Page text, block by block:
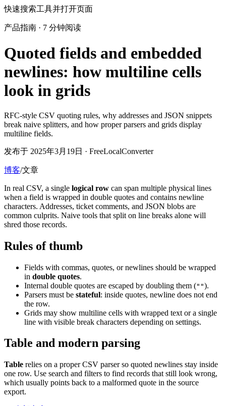
快速搜索工具并打开页面
产品指南 · 7 分钟阅读
Quoted fields and embedded
newlines: how multiline cells
look in grids
RFC-style CSV quoting rules, why addresses and JSON snippets
break naive splitters, and how proper parsers and grids display
multiline fields.
发布于 2025年3月19日 · FreeLocalConverter
博客/文章
In real CSV, a single logical row can span multiple physical lines
when a field is wrapped in double quotes and contains newline
characters. Addresses, ticket comments, and JSON blobs are
common culprits. Naive tools that split on line breaks alone will
shred those records.
Rules of thumb
Fields with commas, quotes, or newlines should be wrapped
in double quotes.
Internal double quotes are escaped by doubling them ("").
Parsers must be stateful: inside quotes, newline does not end
the row.
Grids may show multiline cells with wrapped text or a single
line with visible break characters depending on settings.
Table and modern parsing
Table relies on a proper CSV parser so quoted newlines stay inside
one row. Use search and filters to find records that still look wrong,
which usually points back to a malformed quote in the source
export.